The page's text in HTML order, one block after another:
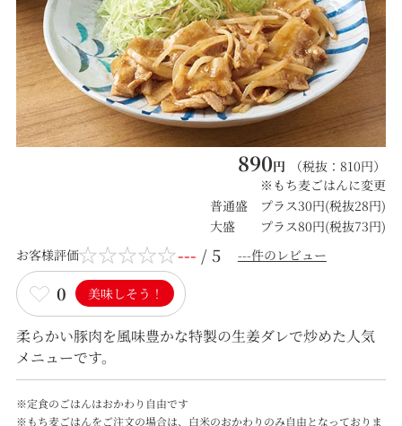
890円 （税抜：810円）
※もち麦ごはんに変更
普通盛 プラス30円(税抜28円)
大盛 プラス80円(税抜73円)
お客様評価
--- / 5 ---件のレビュー
0 美味しそう！
柔らかい豚肉を風味豊かな特製の生姜ダレで炒めた人気
メニューです。
※定食のごはんはおかわり自由です
※もち麦ごはんをご注文の場合は、白米のおかわりのみ自由となっておりま